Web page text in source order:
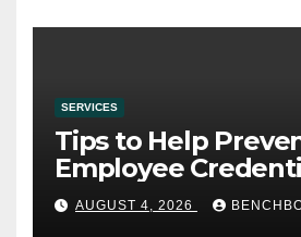
SERVICES
Tips to Help
Employee
AUGUST 4, 2026